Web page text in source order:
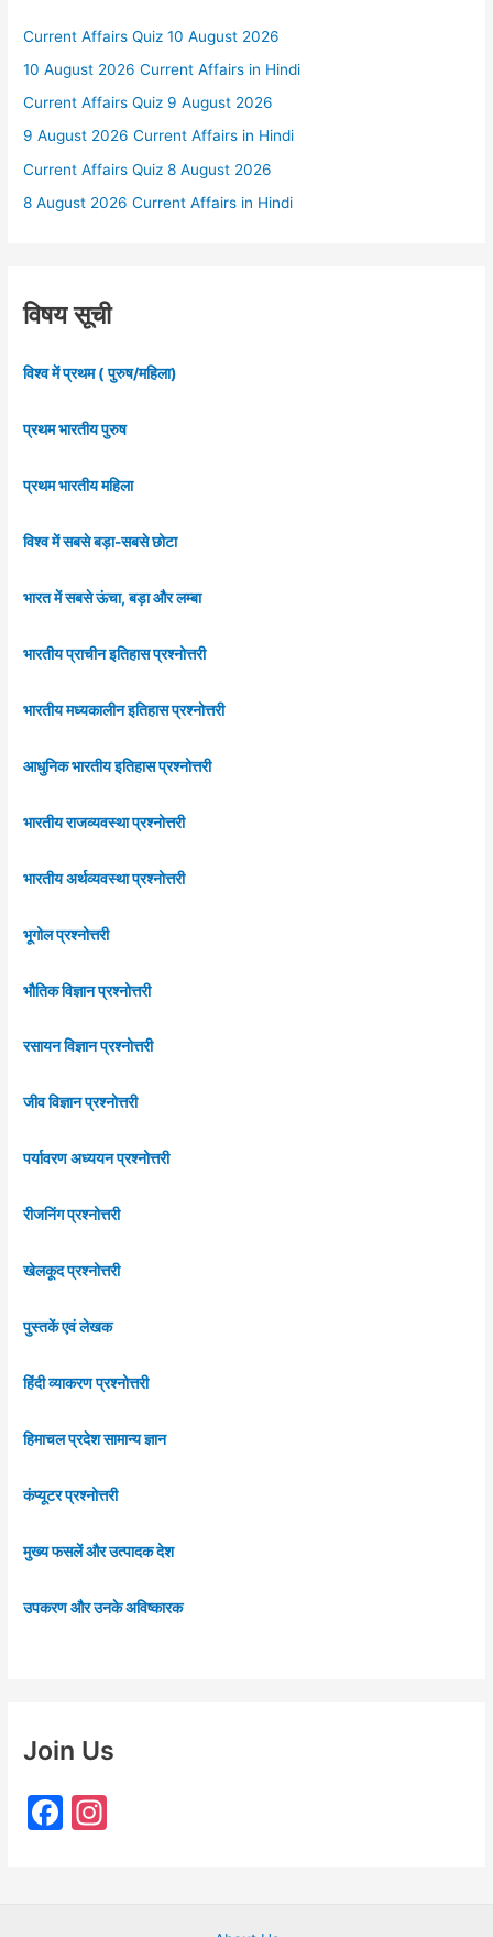
Current Affairs Quiz 10 August 2026
10 August 2026 Current Affairs in Hindi
Current Affairs Quiz 9 August 2026
9 August 2026 Current Affairs in Hindi
Current Affairs Quiz 8 August 2026
8 August 2026 Current Affairs in Hindi
विषय सूची
विश्व में प्रथम ( पुरुष/महिला)
प्रथम भारतीय पुरुष
प्रथम भारतीय महिला
विश्व में सबसे बड़ा-सबसे छोटा
भारत में सबसे ऊंचा, बड़ा और लम्बा
भारतीय प्राचीन इतिहास प्रश्नोत्तरी
भारतीय मध्यकालीन इतिहास प्रश्नोत्तरी
आधुनिक भारतीय इतिहास प्रश्नोत्तरी
भारतीय राजव्यवस्था प्रश्नोत्तरी
भारतीय अर्थव्यवस्था प्रश्नोत्तरी
भूगोल प्रश्नोत्तरी
भौतिक विज्ञान प्रश्नोत्तरी
रसायन विज्ञान प्रश्नोत्तरी
जीव विज्ञान प्रश्नोत्तरी
पर्यावरण अध्ययन प्रश्नोत्तरी
रीजनिंग प्रश्नोत्तरी
खेलकूद प्रश्नोत्तरी
पुस्तकें एवं लेखक
हिंदी व्याकरण प्रश्नोत्तरी
हिमाचल प्रदेश सामान्य ज्ञान
कंप्यूटर प्रश्नोत्तरी
मुख्य फसलें और उत्पादक देश
उपकरण और उनके अविष्कारक
Join Us
F